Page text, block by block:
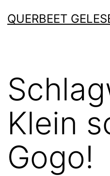
Inhalt
QUERBEET
Klein
Gogo!